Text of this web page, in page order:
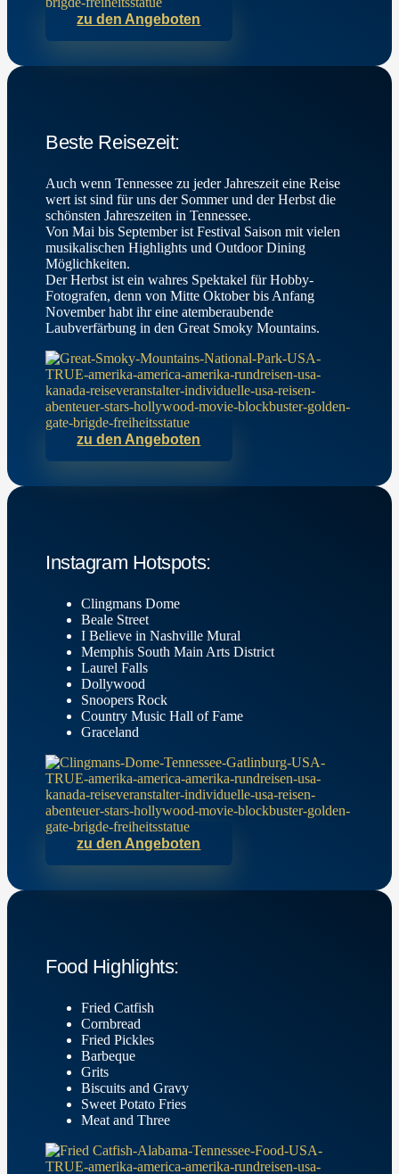
zu den Angeboten
Beste Reisezeit:
Auch wenn Tennessee zu jeder Jahreszeit eine Reise
wert ist sind für uns der Sommer und der Herbst die
schönsten Jahreszeiten in Tennessee.
Von Mai bis September ist Festival Saison mit vielen
musikalischen Highlights und Outdoor Dining
Möglichkeiten.
Der Herbst ist ein wahres Spektakel für Hobby-
Fotografen, denn von Mitte Oktober bis Anfang
November habt ihr eine atemberaubende
Laubverfärbung in den Great Smoky Mountains.
zu den Angeboten
Instagram Hotspots:
Clingmans Dome
Beale Street
I Believe in Nashville Mural
Memphis South Main Arts District
Laurel Falls
Dollywood
Snoopers Rock
Country Music Hall of Fame
Graceland
zu den Angeboten
Food Highlights:
Fried Catfish
Cornbread
Fried Pickles
Barbeque
Grits
Biscuits and Gravy
Sweet Potato Fries
Meat and Three